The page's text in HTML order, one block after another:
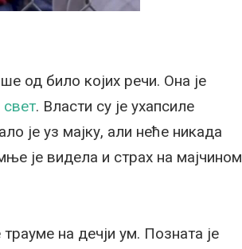
од било којих речи. Она је
свет. Власти су је ухапсиле
je уз мајку, али неће никада
је видела и страх на мајчином
на дечји ум. Позната је